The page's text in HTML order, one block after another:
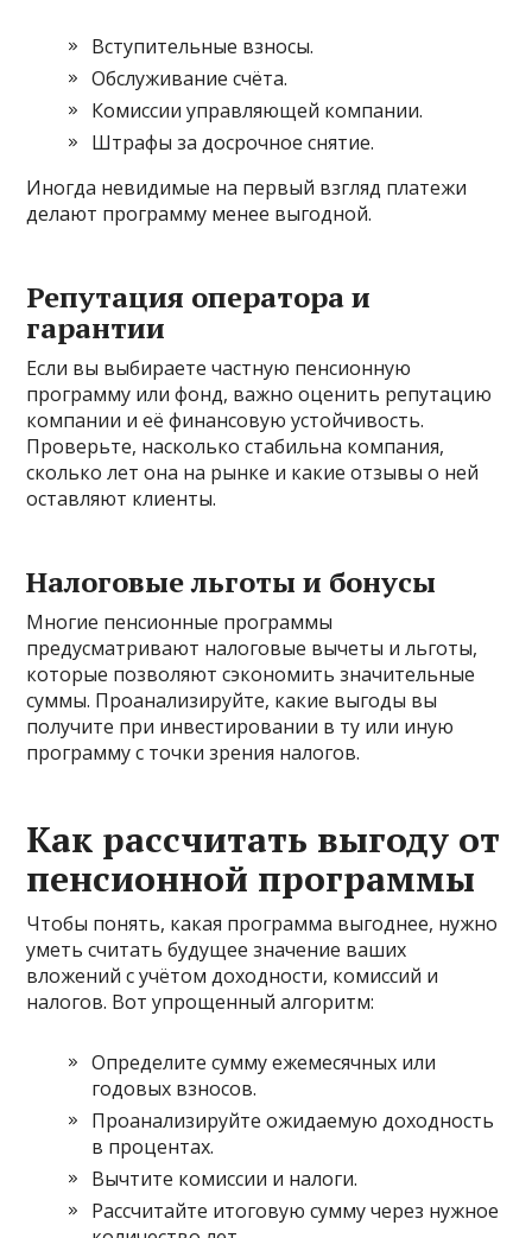
Вступительные взносы.
Обслуживание счёта.
Комиссии управляющей компании.
Штрафы за досрочное снятие.
Иногда невидимые на первый взгляд платежи
делают программу менее выгодной.
Репутация оператора и
гарантии
Если вы выбираете частную пенсионную
программу или фонд, важно оценить репутацию
компании и её финансовую устойчивость.
Проверьте, насколько стабильна компания,
сколько лет она на рынке и какие отзывы о ней
оставляют клиенты.
Налоговые льготы и бонусы
Многие пенсионные программы
предусматривают налоговые вычеты и льготы,
которые позволяют сэкономить значительные
суммы. Проанализируйте, какие выгоды вы
получите при инвестировании в ту или иную
программу с точки зрения налогов.
Как рассчитать выгоду от
пенсионной программы
Чтобы понять, какая программа выгоднее, нужно
уметь считать будущее значение ваших
вложений с учётом доходности, комиссий и
налогов. Вот упрощенный алгоритм:
Определите сумму ежемесячных или
годовых взносов.
Проанализируйте ожидаемую доходность
в процентах.
Вычтите комиссии и налоги.
Рассчитайте итоговую сумму через нужное